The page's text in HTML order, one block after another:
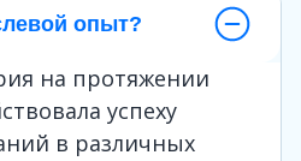
опыт?
на протяжении
успеху
в различных